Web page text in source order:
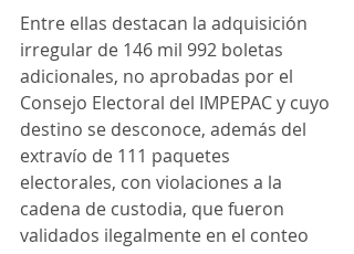
Entre ellas destacan la adquisición
irregular de 146 mil 992 boletas
adicionales, no aprobadas por el
Consejo Electoral del IMPEPAC y cuyo
destino se desconoce, además del
extravío de 111 paquetes
electorales, con violaciones a la
cadena de custodia, que fueron
validados ilegalmente en el conteo